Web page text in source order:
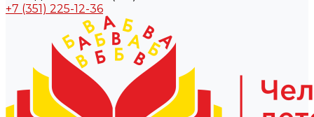
+7 (351) 225-12-36